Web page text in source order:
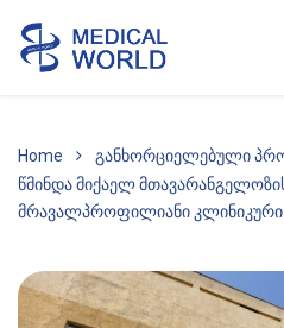
Home
განხორციელებული
წმინდა მიქაელ
მრავალპროფილიანი